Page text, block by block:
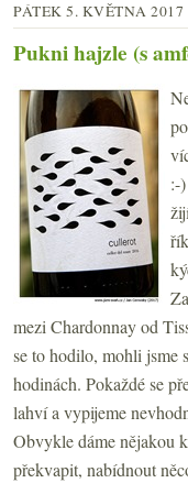
PÁTEK 5. KVĚTNA 2017
Pukni hajzle (s
:-
mezi Chardonnay od
se to hodilo, mohli jsme
hodinách. Pokaždé se
lahví a vypijeme
Obvykle dáme nějakou
překvapit, nabídnout